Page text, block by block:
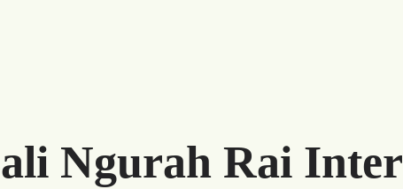
Ngurah Rai